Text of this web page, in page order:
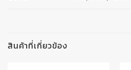
สินค้าที่เกี่ยวข้อง